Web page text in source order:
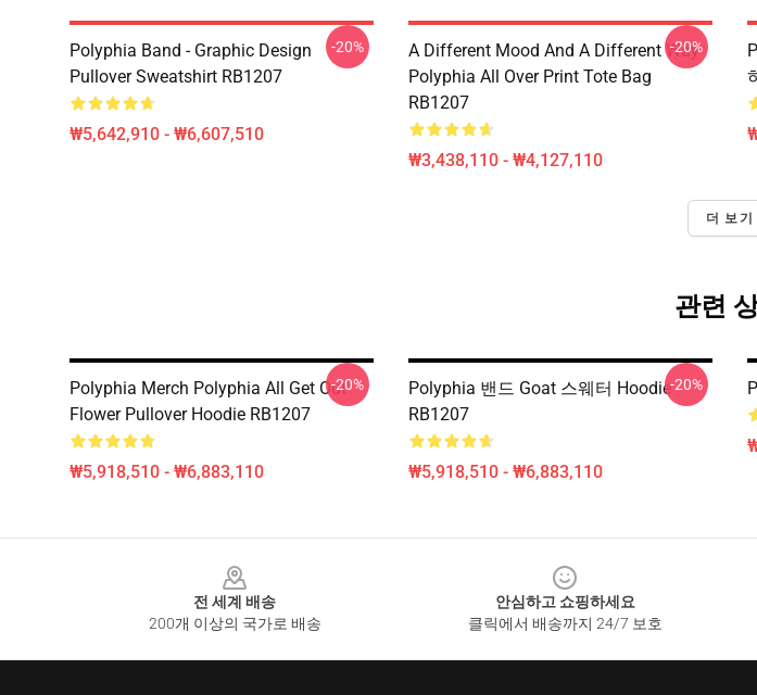
Polyphia Band - Graphic Design
Pullover Sweatshirt RB1207
₩5,642,910 - ₩6,607,510
-20%
A Different Mood And A Different Way
Polyphia All Over Print Tote Bag
RB1207
₩3,438,110 - ₩4,127,110
-20%
더 보기
관련
Polyphia Merch Polyphia All Get Out
Flower Pullover Hoodie RB1207
₩5,918,510 - ₩6,883,110
-20%
Polyphia 밴드 Goat 스웨터 Hoodie
RB1207
₩5,918,510 - ₩6,883,110
-20%
전 세계 배송
200개 이상의 국가로 배송
안심하고 쇼핑하세요
클릭에서 배송까지 24/7 보호